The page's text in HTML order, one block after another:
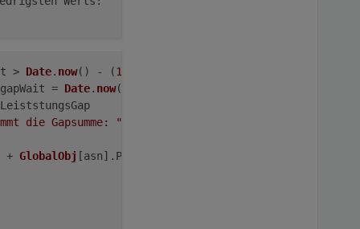
> Date. now() - (1
gapWait = Date. now()
LeiststungsGap
die Gapsumme: "
+ GlobalObj [asn]. PsName